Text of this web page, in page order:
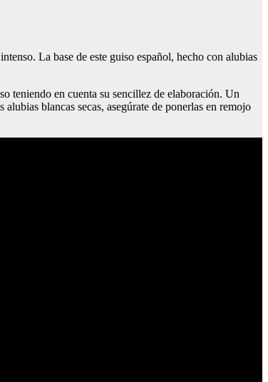
La base de este guiso español, hecho con alubias
teniendo en cuenta su sencillez de elaboración. Un
blancas secas, asegúrate de ponerlas en remojo